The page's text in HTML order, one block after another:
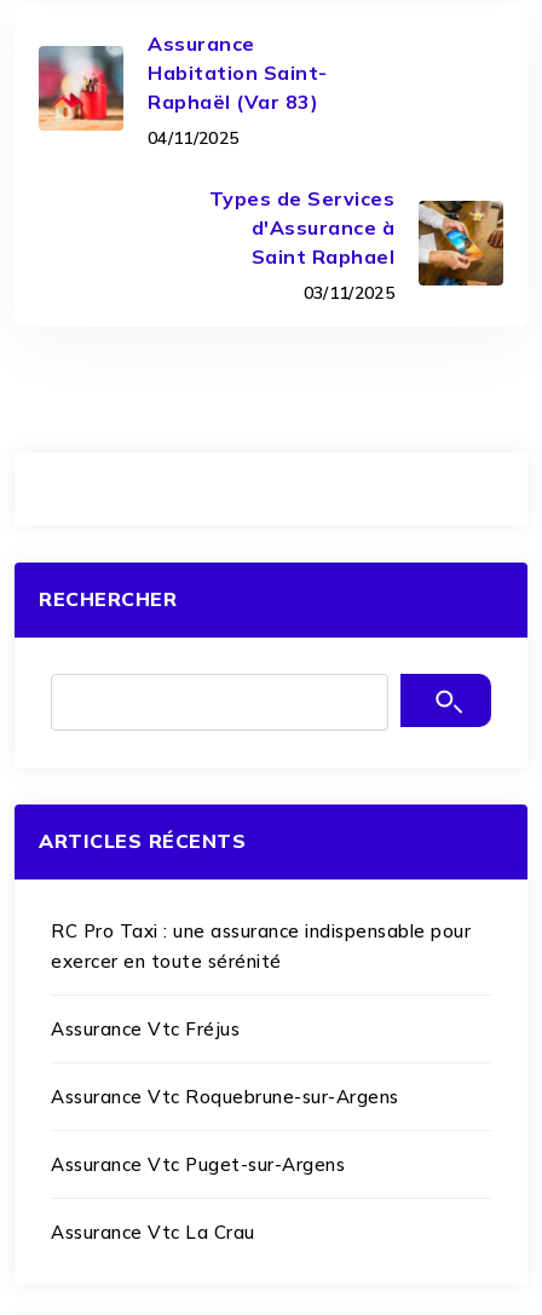
Assurance
Habitation Saint-
Raphaël (Var 83)
04/11/2025
Types de Services
d'Assurance à
Saint Raphael
03/11/2025
RECHERCHER
ARTICLES RÉCENTS
RC Pro Taxi : une assurance indispensable pour
exercer en toute sérénité
Assurance Vtc Fréjus
Assurance Vtc Roquebrune-sur-Argens
Assurance Vtc Puget-sur-Argens
Assurance Vtc La Crau